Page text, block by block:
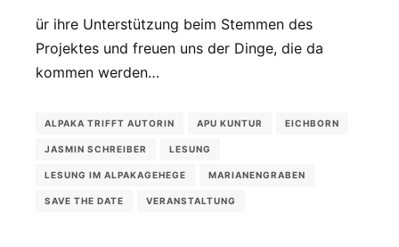
ür ihre Unterstützung beim Stemmen des
Projektes und freuen uns der Dinge, die da
kommen werden…
ALPAKA TRIFFT AUTORIN APU KUNTUR EICHBORN
JASMIN SCHREIBER LESUNG
LESUNG IM ALPAKAGEHEGE MARIANENGRABEN
SAVE THE DATE VERANSTALTUNG